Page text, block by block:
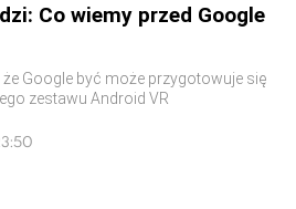
Co wiemy przed Google
że Google być może przygotowuje się
zestawu Android VR